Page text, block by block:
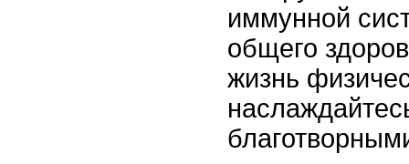
иммунной
общего
жизнь